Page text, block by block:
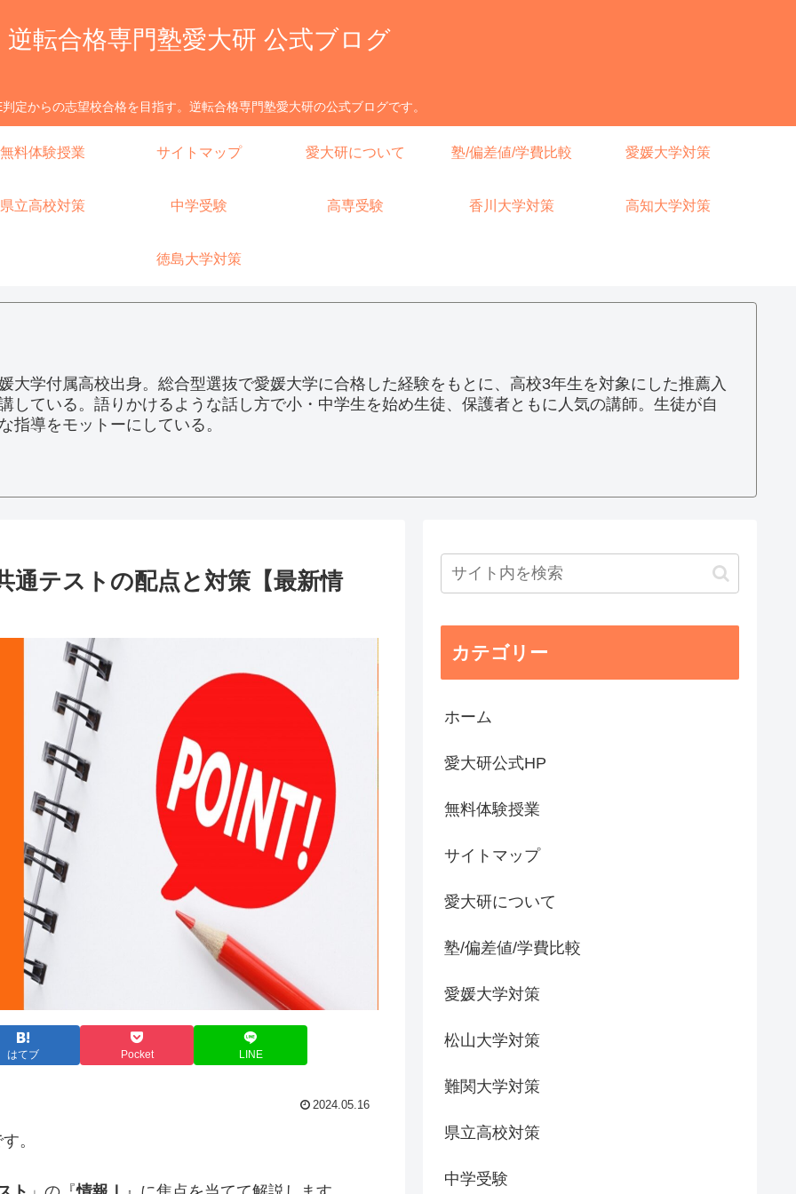
逆転合格専門塾愛大研 公式ブログ
定からの志望校合格を目指す。逆転合格専門塾愛大研の公式ブログです。
無料体験授業 サイトマップ 愛大研について 塾/偏差値/学費比較 愛媛大学対策
県立高校対策 中学受験 高専受験 香川大学対策 高知大学対策
徳島大学対策
大学付属高校出身。総合型選抜で愛媛大学に合格した経験をもとに、高校3年生を対象にした推薦入
している。語りかけるような話し方で小・中学生を始め生徒、保護者ともに人気の講師。生徒が自
指導をモットーにしている。
テストの配点と対策【最新情
はてブ Pocket LINE
2024.05.16
。
カテゴリー
ホーム
愛大研公式HP
無料体験授業
サイトマップ
愛大研について
塾/偏差値/学費比較
愛媛大学対策
松山大学対策
難関大学対策
県立高校対策
中学受験